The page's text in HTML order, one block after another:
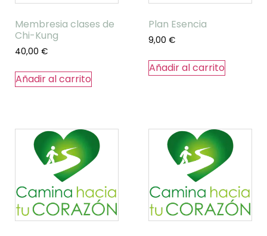
Membresia clases de
Chi-Kung
40,00 €
Añadir al carrito
Plan Esencia
9,00 €
Añadir al carrito